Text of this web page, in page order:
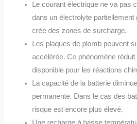
Le courant électrique ne va pas
dans un électrolyte partiellement
crée des zones de surcharge.
Les plaques de plomb peuvent
accélérée. Ce phénomène
disponible pour les réactions
La capacité de la batterie
permanente. Dans le cas des
risque est encore plus élevé.